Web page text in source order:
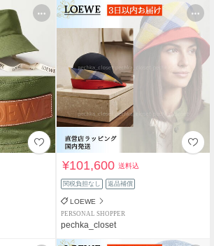
¥101,600送料込
関税負担なし 返品補償
LOEWE
PERSONAL SHOPPER
pechka_closet